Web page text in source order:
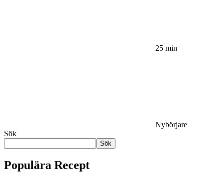
25 min
Nybörjare
Sök
Sök
Populära Recept